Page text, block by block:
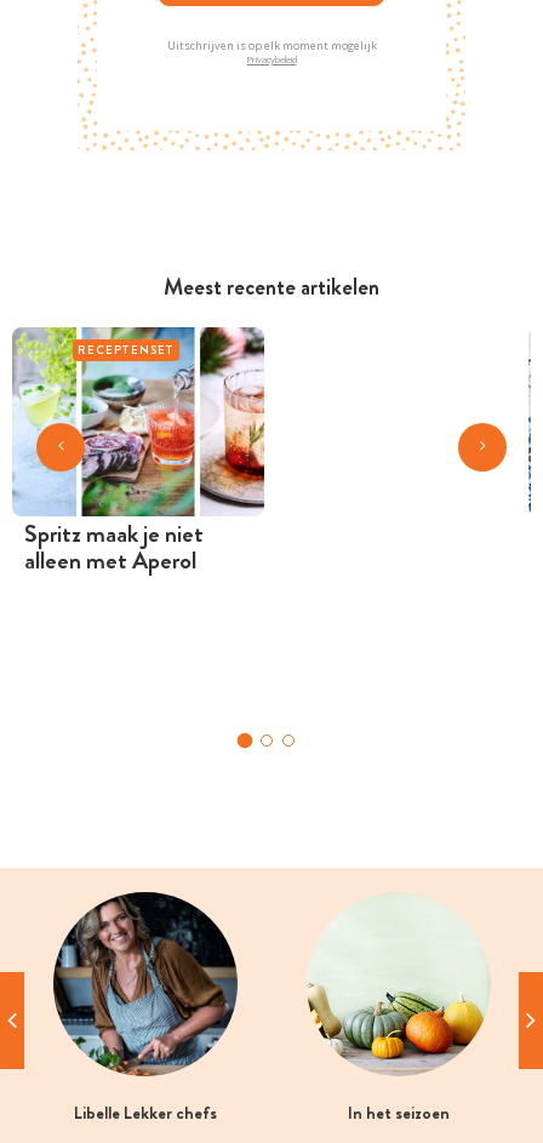
Meest recente artikelen
RECEPTENSET
Spritz maak je niet
alleen met Aperol
Uitschrijven is op elk moment mogelijk
Privacybeleid
Libelle Lekker chefs In het seizoen